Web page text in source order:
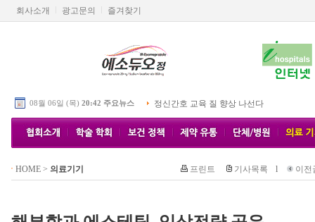
회사소개 광고문의 즐겨찾기
08월 06일 (목) 20:42 주요뉴스 정신간호 교육 질 향상 나선다
HOME> 의료기기 프린트 기사목록 l 이전